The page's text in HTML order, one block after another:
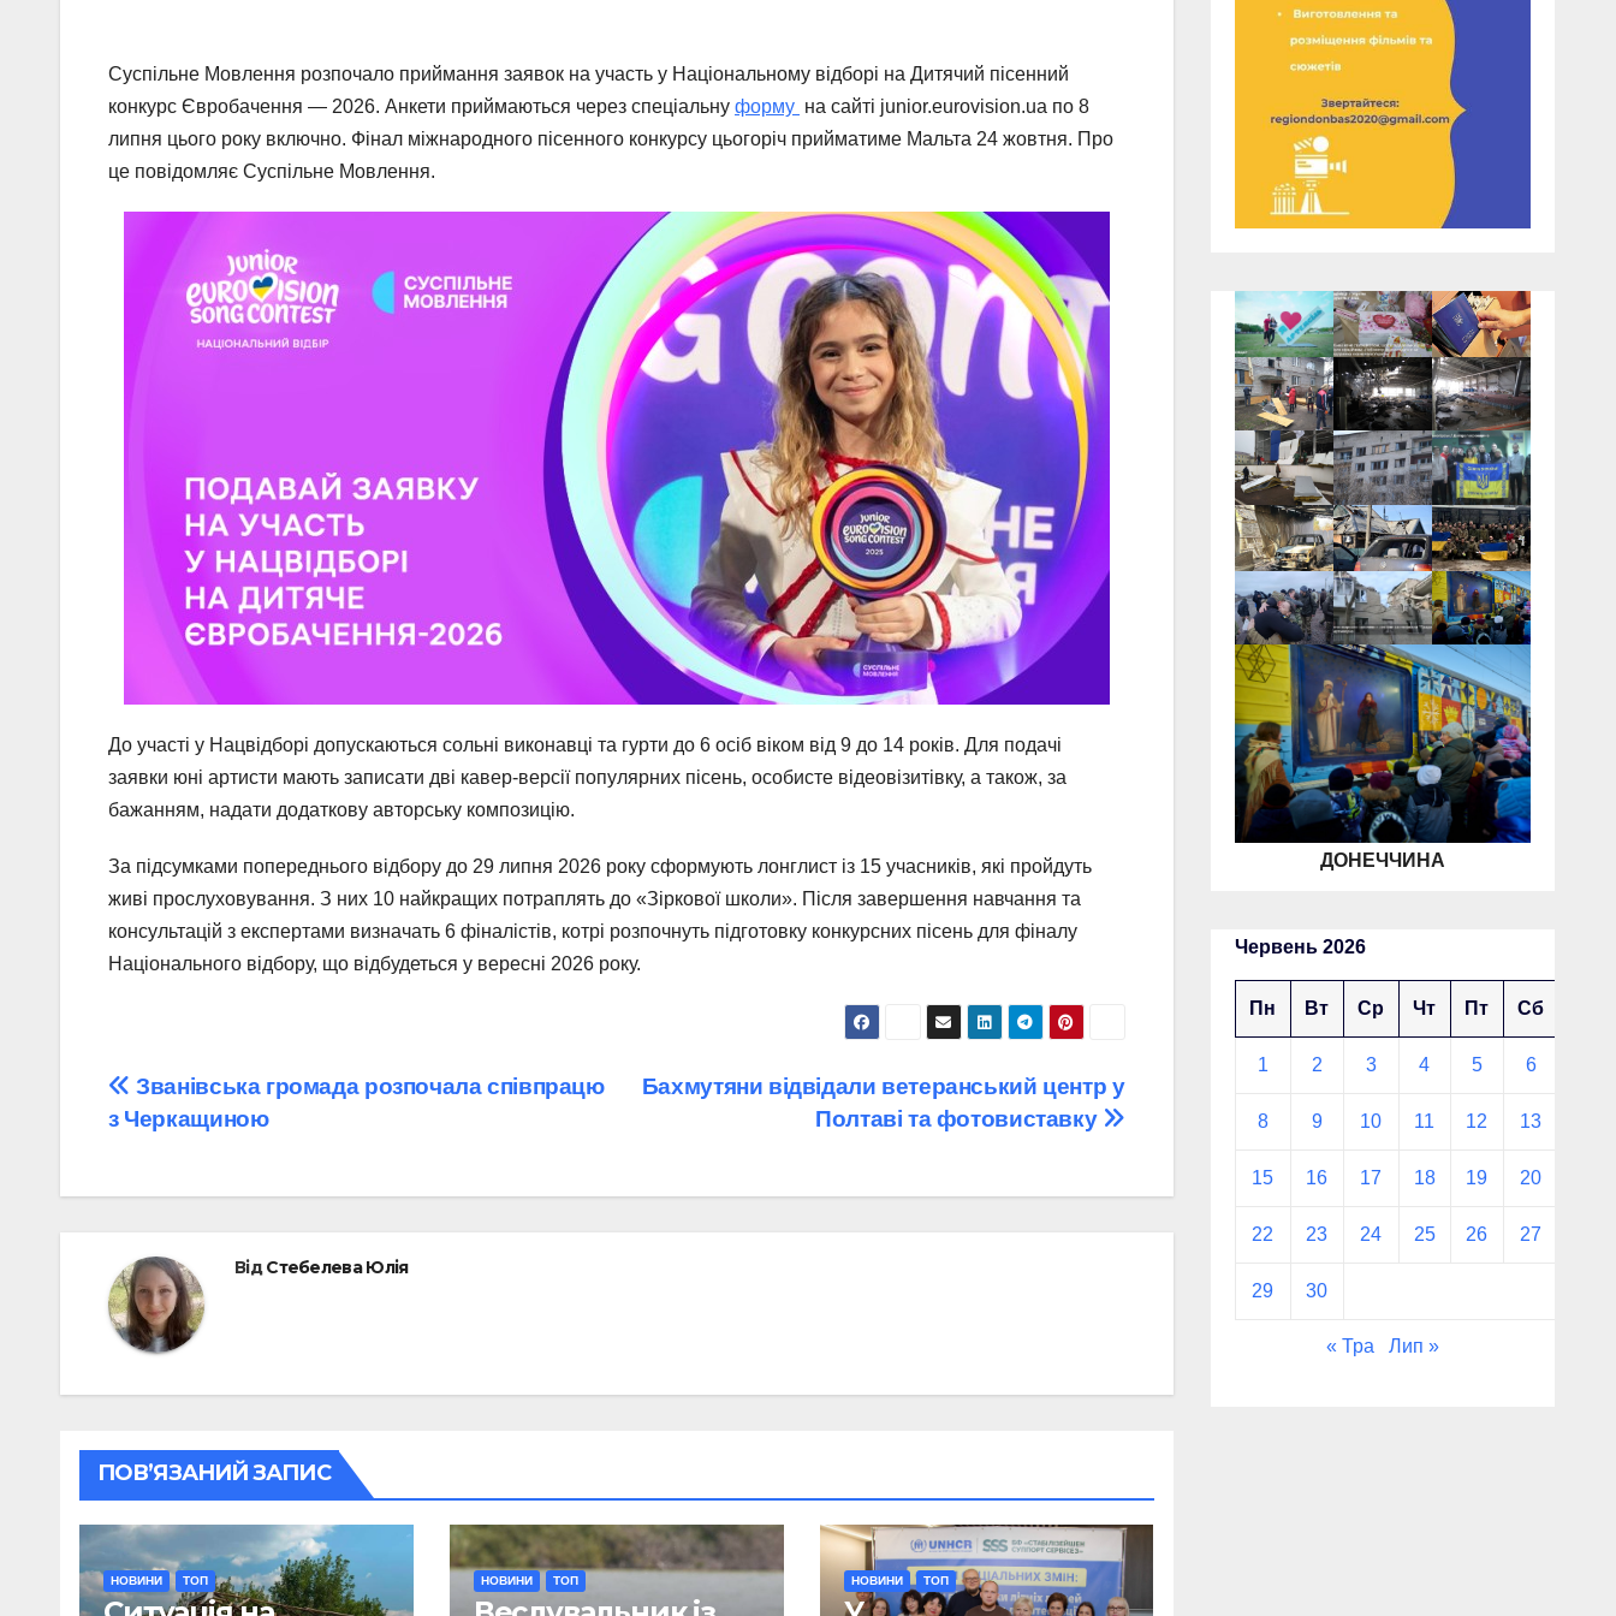
Суспільне Мовлення розпочало приймання заявок на участь у Національному відборі на Дитячий пісенний
конкурс Євробачення — 2026. Анкети приймаються через спеціальну форму на сайті junior.eurovision.ua по 8
липня цього року включно. Фінал міжнародного пісенного конкурсу цьогоріч прийматиме Мальта 24 жовтня. Про
це повідомляє Суспільне Мовлення.
До участі у Нацвідборі допускаються сольні виконавці та гурти до 6 осіб віком від 9 до 14 років. Для подачі
заявки юні артисти мають записати дві кавер-версії популярних пісень, особисте відеовізитівку, а також, за
бажанням, надати додаткову авторську композицію.
За підсумками попереднього відбору до 29 липня 2026 року сформують лонглист із 15 учасників, які пройдуть
живі прослуховування. З них 10 найкращих потраплять до «Зіркової школи». Після завершення навчання та
консультацій з експертами визначать 6 фіналістів, котрі розпочнуть підготовку конкурсних пісень для фіналу
Національного відбору, що відбудеться у вересні 2026 року.
Навігація
записів
Бахмутяни відвідали ветеранський центр у
Полтаві та фотовиставку
Званівська громада розпочала співпрацю
з Черкащиною
ВідСтебелева Юлія
ПОВ’ЯЗАНИЙ ЗАПИС
НОВИНИ ТОП НОВИНИ ТОП НОВИНИ ТОП
ДОНЕЧЧИНА
Червень 2026
Пн Вт Ср Чт Пт Сб
1 2 3 4 5 6
8 9 10 11 12 13
15 16 17 18 19 20
22 23 24 25 26 27
29 30
« Тра Лип »